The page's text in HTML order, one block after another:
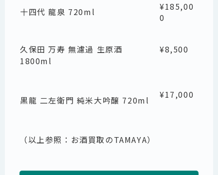
十四代 龍泉 720ml
¥185,00
0
久保田 万寿 無濾過 生原酒
1800ml
¥8,500
黒龍 二左衛門 純米大吟醸 720ml ¥17,000
（以上参照： お酒買取のTAMAYA）